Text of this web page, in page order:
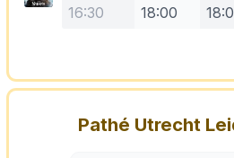
16:30 18:00
Pathé Utrecht